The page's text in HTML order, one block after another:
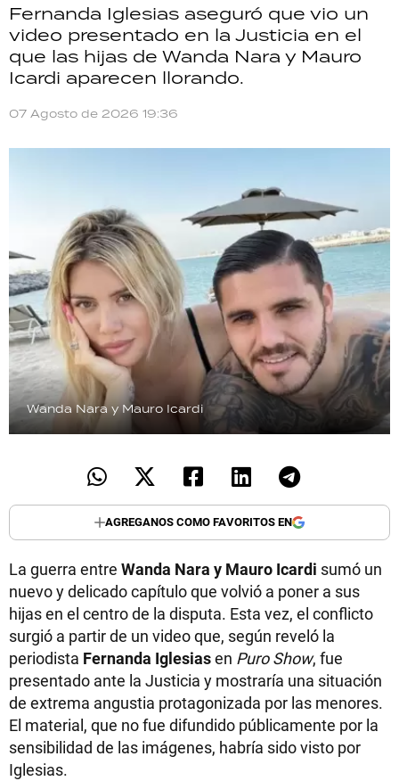
Fernanda Iglesias aseguró que vio un
video presentado en la Justicia en el
que las hijas de Wanda Nara y Mauro
Icardi aparecen llorando.
07 Agosto de 2026 19:36
Wanda Nara y Mauro Icardi
AGREGANOS COMO FAVORITOS EN
La guerra entre Wanda Nara y Mauro Icardi sumó un
nuevo y delicado capítulo que volvió a poner a sus
hijas en el centro de la disputa. Esta vez, el conflicto
surgió a partir de un video que, según reveló la
periodista Fernanda Iglesiasen Puro Show, fue
presentado ante la Justicia y mostraría una situación
de extrema angustia protagonizada por las menores.
El material, que no fue difundido públicamente por la
sensibilidad de las imágenes, habría sido visto por
Iglesias.